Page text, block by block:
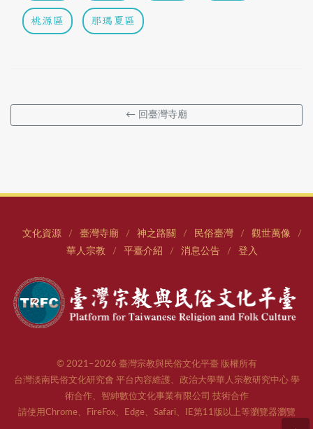
桃源區 那瑪夏區
← 回臺灣寺廟
文化資源 / 臺灣寺廟 / 神之路關 / 民俗臺灣 / 觀世萬像 /
華人宗教 / 平臺介紹 / 消息公告 / 登入
© 2021–2026 臺灣宗教與民俗文化平臺 版權所有
台灣淡南民俗文化研究會 平台內容維護、政治大學華人宗教研究中心 學
術合作、智紳數位文化事業有限公司 技術合作
請使用Chrome、FireFox、Edge、Safari、IE第11版以上等瀏覽器瀏覽